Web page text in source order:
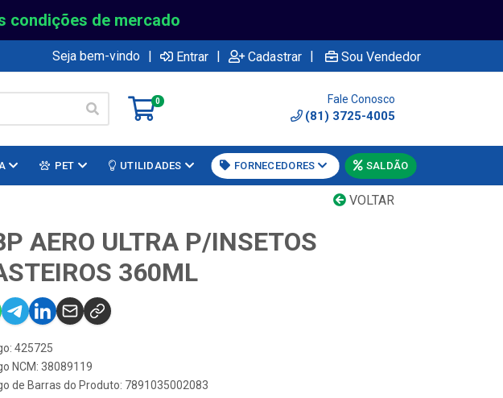
condições de mercado
Seja bem-vindo | Entrar | Cadastrar | Sou Vendedor
0 Fale Conosco
(81) 3725-4005
PET UTILIDADES FORNECEDORES SALDÃO
VOLTAR
AERO ULTRA P/INSETOS
360ML
425725
NCM: 38089119
de Barras do Produto: 7891035002083